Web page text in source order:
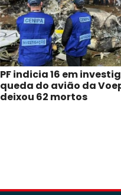
PF indicia 16 em
queda do avião da
deixou 62 mortos